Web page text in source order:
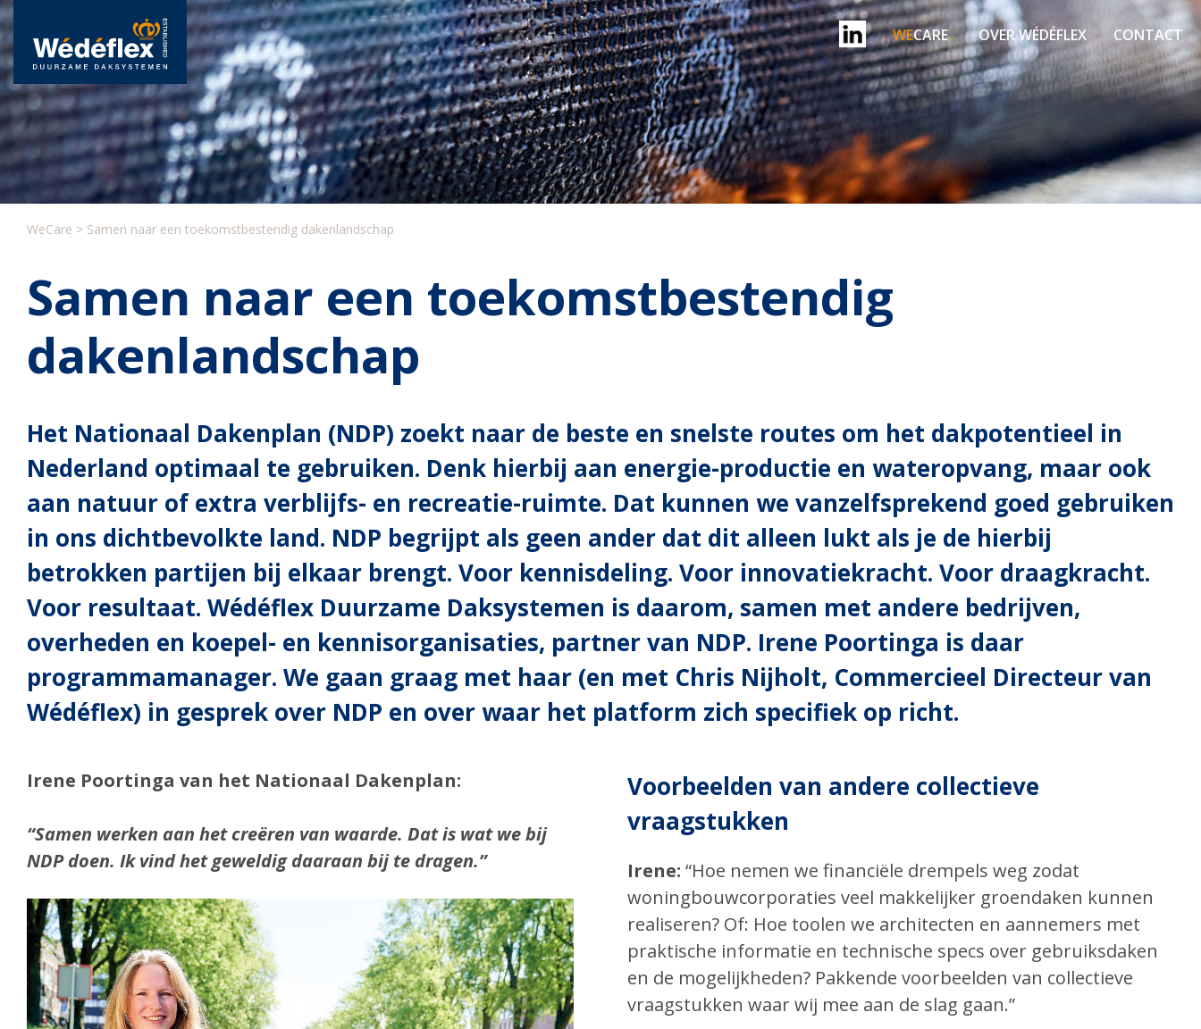
Skip
to
content
WECARE. OVER WÉDÉFLEX CONTACT
WeCare > Samen naar een toekomstbestendig dakenlandschap
Samen naar een toekomstbestendig
dakenlandschap
Het Nationaal Dakenplan (NDP) zoekt naar de beste en snelste routes om het dakpotentieel in
Nederland optimaal te gebruiken. Denk hierbij aan energie-productie en wateropvang, maar ook
aan natuur of extra verblijfs- en recreatie-ruimte. Dat kunnen we vanzelfsprekend goed gebruiken
in ons dichtbevolkte land. NDP begrijpt als geen ander dat dit alleen lukt als je de hierbij
betrokken partijen bij elkaar brengt. Voor kennisdeling. Voor innovatiekracht. Voor draagkracht.
Voor resultaat. Wédéflex Duurzame Daksystemen is daarom, samen met andere bedrijven,
overheden en koepel- en kennisorganisaties, partner van NDP. Irene Poortinga is daar
programmamanager. We gaan graag met haar (en met Chris Nijholt, Commercieel Directeur van
Wédéflex) in gesprek over NDP en over waar het platform zich specifiek op richt.
Irene Poortinga van het Nationaal Dakenplan:
“Samen werken aan het creëren van waarde. Dat is wat webij
NDP doen. Ik vind het geweldig daaraan bij te dragen.”
Voorbeelden van andere collectieve
vraagstukken
Irene: “Hoe nemen we financiële drempels weg zodat
woningbouwcorporaties veel makkelijker groendaken kunnen
realiseren? Of: Hoe toolen we architecten en aannemers met
praktische informatie en technische specs over gebruiksdaken
en de mogelijkheden? Pakkende voorbeelden van collectieve
vraagstukken waar wij mee aan de slag gaan.”